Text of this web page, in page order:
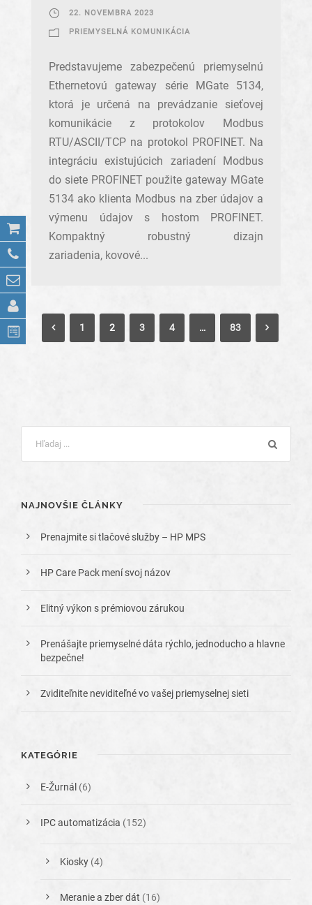
22. NOVEMBRA 2023
PRIEMYSELNÁ KOMUNIKÁCIA
Predstavujeme zabezpečenú priemyselnú
Ethernetovú gateway série MGate 5134,
ktorá je určená na prevádzanie sieťovej
komunikácie z protokolov Modbus
RTU/ASCII/TCP na protokol PROFINET. Na
integráciu existujúcich zariadení Modbus
do siete PROFINET použite gateway MGate
5134 ako klienta Modbus na zber údajov a
výmenu údajov s hostom PROFINET.
Kompaktný robustný dizajn
zariadenia, kovové...
1 2 3 4 … 83
NAJNOVŠIE ČLÁNKY
Prenajmite si tlačové služby – HP MPS
HP Care Pack mení svoj názov
Elitný výkon s prémiovou zárukou
Prenášajte priemyselné dáta rýchlo, jednoducho a hlavne
bezpečne!
Zviditeľnite neviditeľné vo vašej priemyselnej sieti
KATEGÓRIE
E-Žurnál (6)
IPC automatizácia (152)
Kiosky (4)
Meranie a zber dát (16)